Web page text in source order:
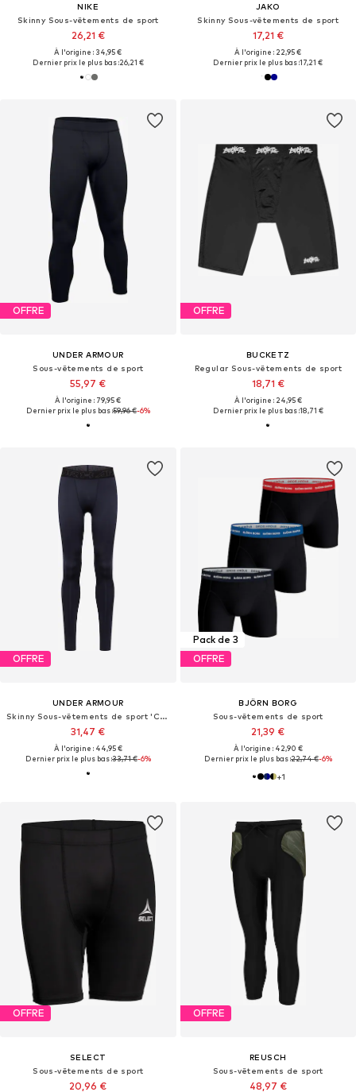
NIKE
Skinny Sous-vêtements de sport
26,21 €
À l'origine : 34,95 €
Dernier prix le plus bas :26,21 €
JAKO
Skinny Sous-vêtements de sport
17,21 €
À l'origine : 22,95 €
Dernier prix le plus bas :17,21 €
OFFRE
UNDER ARMOUR
Sous-vêtements de sport
55,97 €
À l'origine : 79,95 €
Dernier prix le plus bas :59,96 €-6%
OFFRE
BUCKETZ
Regular Sous-vêtements de sport
18,71 €
À l'origine : 24,95 €
Dernier prix le plus bas :18,71 €
OFFRE
UNDER ARMOUR
Skinny Sous-vêtements de sport 'ColdGear'
31,47 €
À l'origine : 44,95 €
Dernier prix le plus bas :33,71 €-6%
Pack de 3
OFFRE
BJÖRN BORG
Sous-vêtements de sport
21,39 €
À l'origine : 42,90 €
Dernier prix le plus bas :22,74 €-6%
+1
OFFRE
SELECT
Sous-vêtements de sport
20,96 €
OFFRE
REUSCH
Sous-vêtements de sport
48,97 €